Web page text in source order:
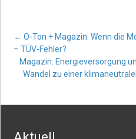
Post
← O-Ton + Magazin: Wenn die
– TÜV-Fehler?
Magazin: Energieversorgung
Wandel zu einer